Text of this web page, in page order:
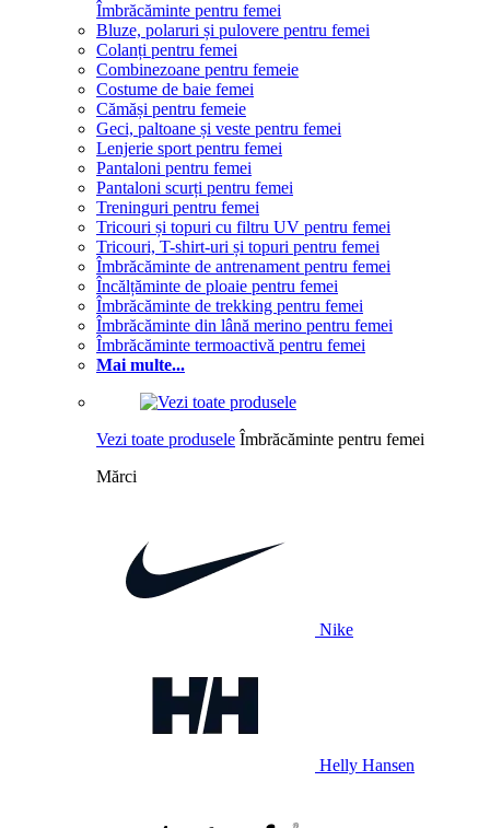
Îmbrăcăminte pentru femei
Bluze, polaruri și pulovere pentru femei
Colanți pentru femei
Combinezoane pentru femeie
Costume de baie femei
Cămăși pentru femeie
Geci, paltoane și veste pentru femei
Lenjerie sport pentru femei
Pantaloni pentru femei
Pantaloni scurți pentru femei
Treninguri pentru femei
Tricouri și topuri cu filtru UV pentru femei
Tricouri, T-shirt-uri și topuri pentru femei
Îmbrăcăminte de antrenament pentru femei
Încălțăminte de ploaie pentru femei
Îmbrăcăminte de trekking pentru femei
Îmbrăcăminte din lână merino pentru femei
Îmbrăcăminte termoactivă pentru femei
Mai multe...
Vezi toate produsele Îmbrăcăminte pentru femei
Mărci
Nike
Helly Hansen